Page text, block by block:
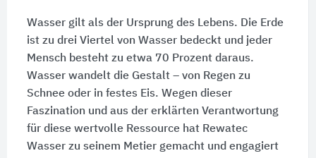
Wasser gilt als der Ursprung des Lebens. Die Erde
ist zu drei Viertel von Wasser bedeckt und jeder
Mensch besteht zu etwa 70 Prozent daraus.
Wasser wandelt die Gestalt – von Regen zu
Schnee oder in festes Eis. Wegen dieser
Faszination und aus der erklärten Verantwortung
für diese wertvolle Ressource hat Rewatec
Wasser zu seinem Metier gemacht und engagiert